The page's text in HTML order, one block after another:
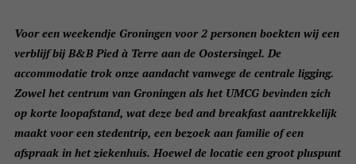
Voor een weekendje Groningen voor 2 personen boekten wij een
verblijf bij B&B Pied à Terre aan de Oostersingel. De
accommodatie trok onze aandacht vanwege de centrale ligging.
Zowel het centrum van Groningen als het UMCG bevinden zich
op korte loopafstand, wat deze bed and breakfast aantrekkelijk
maakt voor een stedentrip, een bezoek aan familie of een
afspraak in het ziekenhuis. Hoewel de locatie een groot pluspunt